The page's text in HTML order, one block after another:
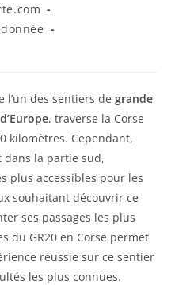
l’un des sentiers degrande
, traverse la Corse
kilomètres. Cependant,
dans la partie sud,
plus accessibles pour les
souhaitant découvrir ce
ses passages les plus
du GR20 en Corse permet
réussie sur ce sentier
les plus connues.